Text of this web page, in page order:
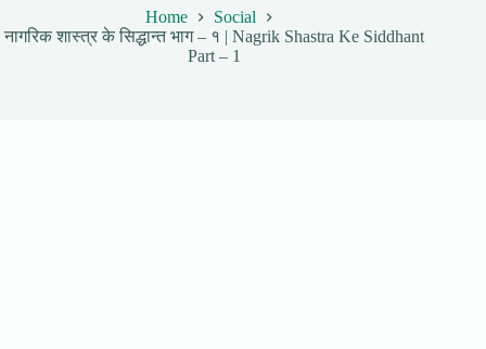
Home
Social
नागरिक शास्त्र के सिद्धान्त भाग – १ | Nagrik Shastra Ke Siddhant
Part – 1